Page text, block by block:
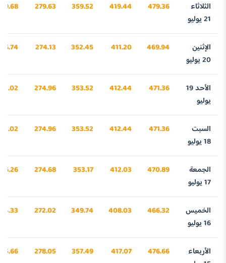
الثلاثاء
21 يوليو
479.36
419.44
359.52
279.63
الإثنين
20 يوليو
469.94
411.20
352.45
274.13
الأحد 19
يوليو
471.36
412.44
353.52
274.96
السبت
18 يوليو
471.36
412.44
353.52
274.96
الجمعة
17 يوليو
470.89
412.03
353.17
274.68
الخميس
16 يوليو
466.32
408.03
349.74
272.02
الأربعاء
476.66
417.07
357.49
278.05